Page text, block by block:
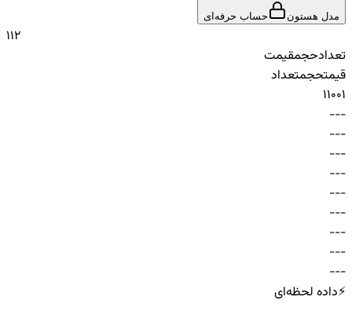
مدل هستون حساب حرفه‌ای
112
تعدادحجمقیمت
قیمتحجمتعداد
11001
-
-
-
-
-
-
-
-
-
-
-
-
-
-
-
-
-
-
-
-
-
-
-
-
-
-
-
⚡داده لحظه‌ای